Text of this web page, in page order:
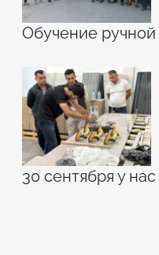
Обучение ручной
30 сентября у